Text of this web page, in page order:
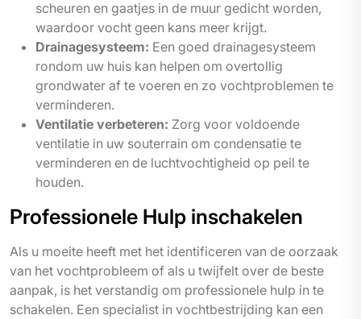
scheuren en gaatjes in de muur gedicht worden,
waardoor vocht geen kans meer krijgt.
Drainagesysteem: Een goed drainagesysteem
rondom uw huis kan helpen om overtollig
grondwater af te voeren en zo vochtproblemen te
verminderen.
Ventilatie verbeteren: Zorg voor voldoende
ventilatie in uw souterrain om condensatie te
verminderen en de luchtvochtigheid op peil te
houden.
Professionele Hulp inschakelen
Als u moeite heeft met het identificeren van de oorzaak
van het vochtprobleem of als u twijfelt over de beste
aanpak, is het verstandig om professionele hulp in te
schakelen. Een specialist in vochtbestrijding kan een